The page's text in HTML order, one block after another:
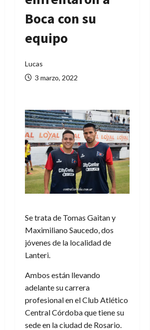
Boca con su
equipo
Lucas
3 marzo, 2022
Se trata de Tomas Gaitan y
Maximiliano Saucedo, dos
jóvenes de la localidad de
Lanteri.
Ambos están llevando
adelante su carrera
profesional en el Club Atlético
Central Córdoba que tiene su
sede en la ciudad de Rosario.